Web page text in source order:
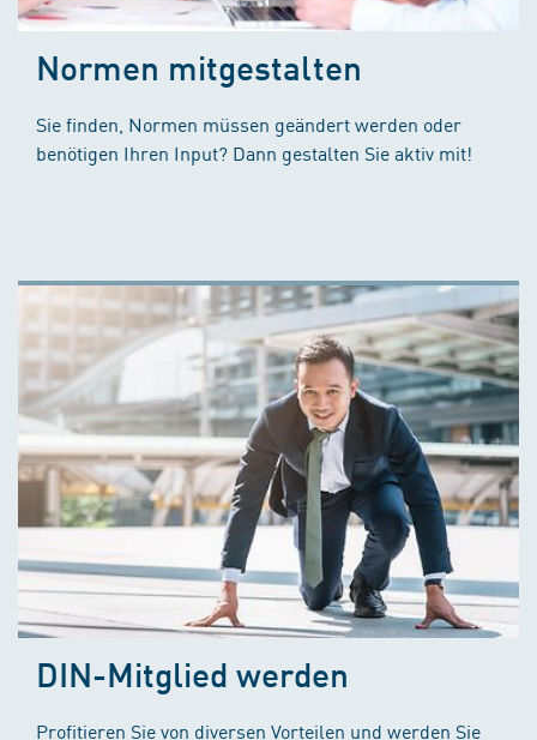
Normen mitgestalten
Sie finden, Normen müssen geändert werden oder
benötigen Ihren Input? Dann gestalten Sie aktiv mit!
DIN-Mitglied werden
Profitieren Sie von diversen Vorteilen und werden Sie